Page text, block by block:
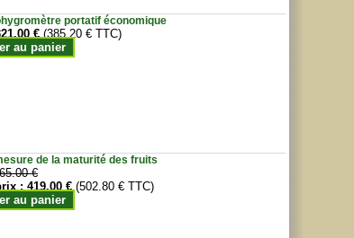
portatif économique
€ (385.20 € TTC)
au panier
de la maturité des fruits
€
:419.00 € (502.80 € TTC)
au panier